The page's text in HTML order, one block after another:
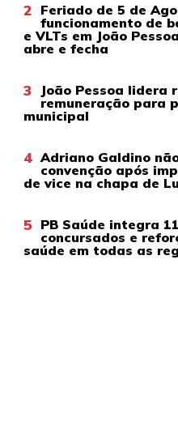
2 Feriado de 5 de
funcionamento de
e VLTs em João
abre e fecha
3
João Pessoa lidera
remuneração para
municipal
4 Adriano Galdino
convenção após
de vice na chapa de
5 PB Saúde integra
concursados e
saúde em todas as